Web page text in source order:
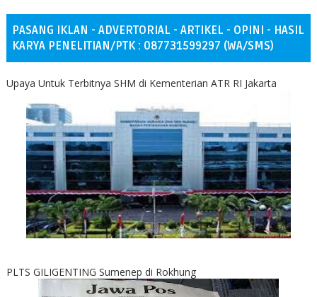
PASANG IKLAN - ADVERTORIAL - ARTIKEL - OPINI - HASIL
KARYA PENELITIAN/PTK : 087731599297 (WA/SMS)
Upaya Untuk Terbitnya SHM di Kementerian ATR RI Jakarta
PLTS GILIGENTING Sumenep di Rokhung